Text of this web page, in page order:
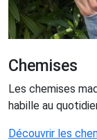
Chemises
Les chemises
habille au
Découvrir les